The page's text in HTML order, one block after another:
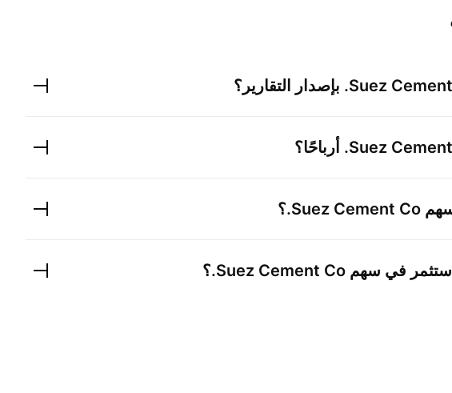
Suez بإصدار التقارير؟
Suez أرباحًا؟
Suez Cement Co. ؟
في سهم Suez Cement Co. ؟